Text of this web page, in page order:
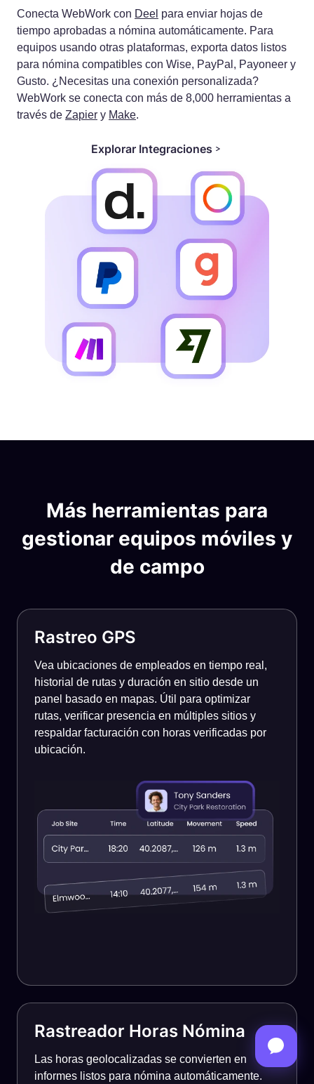
Conecta WebWork con Deel para enviar hojas de
tiempo aprobadas a nómina automáticamente. Para
equipos usando otras plataformas, exporta datos listos
para nómina compatibles con Wise, PayPal, Payoneer y
Gusto. ¿Necesitas una conexión personalizada?
WebWork se conecta con más de 8,000 herramientas a
través de Zapier y Make.
Explorar Integraciones
Más herramientas para
gestionar equipos móviles y
de campo
Rastreo GPS
Vea ubicaciones de empleados en tiempo real,
historial de rutas y duración en sitio desde un
panel basado en mapas. Útil para optimizar
rutas, verificar presencia en múltiples sitios y
respaldar facturación con horas verificadas por
ubicación.
Rastreador Horas Nómina
Las horas geolocalizadas se convierten en
informes listos para nómina automáticamente.